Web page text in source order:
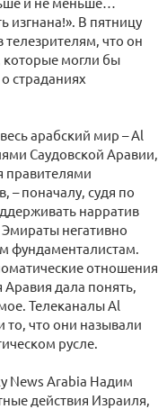
В пятницу
что он
которые могли бы
страданиях
арабский мир – Al
Саудовской Аравии,
правителями
поначалу, судя по
нарратив
негативно
фундаменталистам.
отношения
Аравия дала понять,
Телеканалы Al
то, что они называли
русле.
News Arabia Надим
действия Израиля,